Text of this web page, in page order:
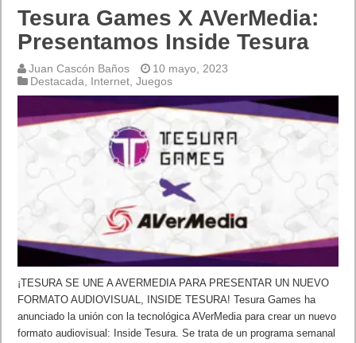
Tesura Games X AVerMedia:
Presentamos Inside Tesura
Juan Cascón Baños
10 mayo, 2023
Destacada, Internet,Juegos
¡TESURA SE UNE A AVERMEDIA PARA PRESENTAR UN NUEVO
FORMATO AUDIOVISUAL, INSIDE TESURA! Tesura Games ha
anunciado la unión con la tecnológica AVerMedia para crear un nuevo
formato audiovisual: Inside Tesura. Se trata de un programa semanal